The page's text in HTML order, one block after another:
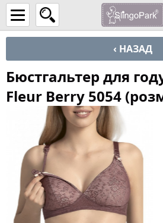
‹ НАЗАД
Бюстгальтер для
Fleur Berry 5054